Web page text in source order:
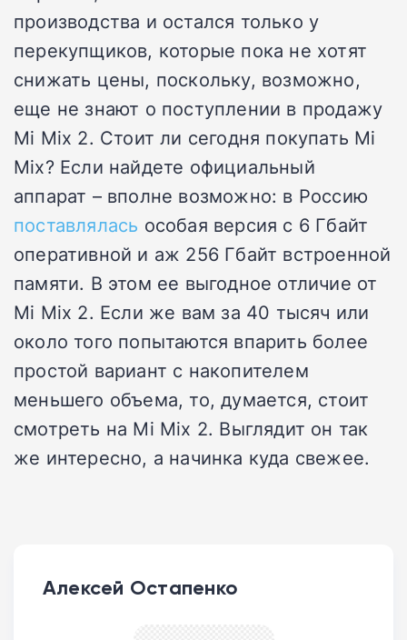
производства и остался только у
перекупщиков, которые пока не хотят
снижать цены, поскольку, возможно,
еще не знают о поступлении в продажу
Mi Mix 2. Стоит ли сегодня покупать Mi
Mix? Если найдете официальный
аппарат – вполне возможно: в Россию
поставлялась особая версия с 6 Гбайт
оперативной и аж 256 Гбайт встроенной
памяти. В этом ее выгодное отличие от
Mi Mix 2. Если же вам за 40 тысяч или
около того попытаются впарить более
простой вариант с накопителем
меньшего объема, то, думается, стоит
смотреть на Mi Mix 2. Выглядит он так
же интересно, а начинка куда свежее.
Алексей Остапенко